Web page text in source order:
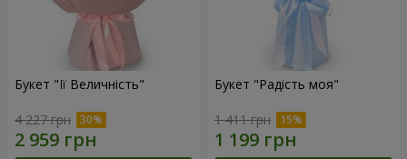
Букет "Її Величність"
4 227 грн
Букет "Радість моя"
1 411 грн